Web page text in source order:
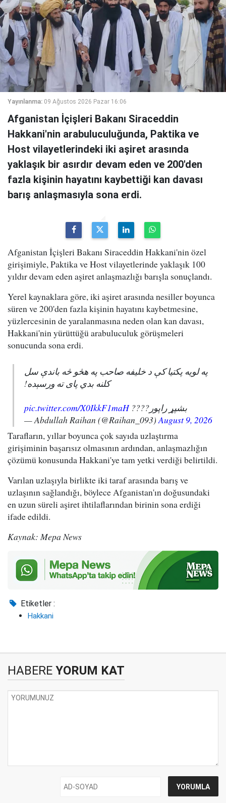
Yayınlanma: 09 Ağustos 2026 Pazar 16:06
Afganistan İçişleri Bakanı Siraceddin
Hakkani'nin arabuluculuğunda, Paktika ve
Host vilayetlerindeki iki aşiret arasında
yaklaşık bir asırdır devam eden ve 200'den
fazla kişinin hayatını kaybettiği kan davası
barış anlaşmasıyla sona erdi.
Afganistan İçişleri Bakanı Siraceddin Hakkani'nin özel
girişimiyle, Paktika ve Host vilayetlerinde yaklaşık 100
yıldır devam eden aşiret anlaşmazlığı barışla sonuçlandı.
Yerel kaynaklara göre, iki aşiret arasında nesiller boyunca
süren ve 200'den fazla kişinin hayatını kaybetmesine,
yüzlercesinin de yaralanmasına neden olan kan davası,
Hakkani'nin yürüttüğü arabuluculuk görüşmeleri
sonucunda sona erdi.
په لویه پکتیا کې د خلیفه صاحب په هڅو څه باندې سل
کلنه بدي پای ته ورسېده!
بشپړ راپور????pic.twitter.com/X0IkkF1maH
— Abdullah Raihan (@Raihan_093)August 9, 2026
Tarafların, yıllar boyunca çok sayıda uzlaştırma
girişiminin başarısız olmasının ardından, anlaşmazlığın
çözümü konusunda Hakkani'ye tam yetki verdiği belirtildi.
Varılan uzlaşıyla birlikte iki taraf arasında barış ve
uzlaşının sağlandığı, böylece Afganistan'ın doğusundaki
en uzun süreli aşiret ihtilaflarından birinin sona erdiği
ifade edildi.
Kaynak: Mepa News
Etiketler :
Hakkani
HABERE YORUM KAT